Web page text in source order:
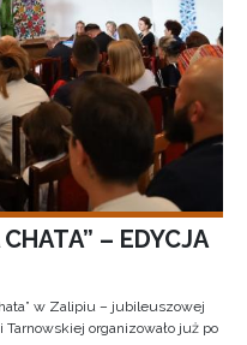
– EDYCJA
w Zalipiu – jubileuszowej
organizowało już po